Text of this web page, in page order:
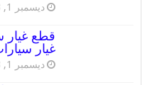
ديسمبر 1, 2023
غيار
ديسمبر 1, 2023